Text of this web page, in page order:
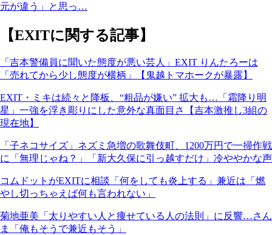
元が違う」と思っ…
【EXITに関する記事】
「吉本警備員に聞いた態度が悪い芸人」EXIT りんたろーは
「売れてから少し態度が横柄」【鬼越トマホークが暴露】
EXIT・ミキは続々と降板、“粗品が嫌い” 拡大も…「霜降り明
星」一強を浮き彫りにした意外な真面目さ【吉本激推し3組の
現在地】
「子ネコサイズ」ネズミ急増の歌舞伎町、1200万円で一掃作戦
に「無理じゃね？」「新大久保に引っ越すだけ」冷ややかな声
コムドットがEXITに相談「何をしても炎上する」兼近は「燃
やし切っちゃえば何も言われない」
菊地亜美「太りやすい人と痩せている人の法則」に反響…さん
ま「俺もそうで兼近もそう」